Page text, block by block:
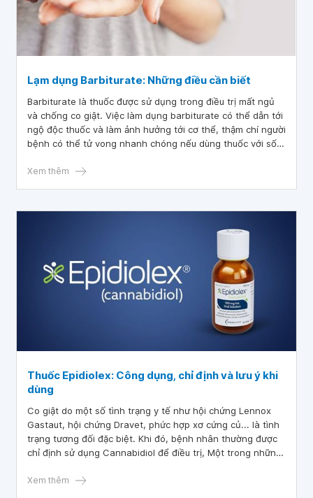
Lạm dụng Barbiturate: Những điều cần biết
Barbiturate là thuốc được sử dụng trong điều trị mất ngủ
và chống co giật. Việc làm dụng barbiturate có thể dẫn tới
ngộ độc thuốc và làm ảnh hưởng tới cơ thể, thậm chí người
bệnh có thể tử vong nhanh chóng nếu dùng thuốc với số
Xem thêm
Thuốc Epidiolex: Công dụng, chỉ định và lưu ý khi
dùng
Co giật do một số tình trạng y tế như hội chứng Lennox
Gastaut, hội chứng Dravet, phức hợp xơ cứng củ... là tình
trạng tương đối đặc biệt. Khi đó, bệnh nhân thường được
chỉ định sử dụng Cannabidiol để điều trị, Một trong những
Epidiolex có tác dụng gì?
Xem thêm